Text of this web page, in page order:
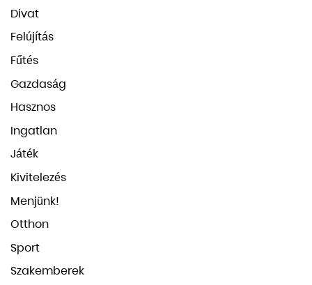
Divat
Felújítás
Fűtés
Gazdaság
Hasznos
Ingatlan
Játék
Kivitelezés
Menjünk!
Otthon
Sport
Szakemberek